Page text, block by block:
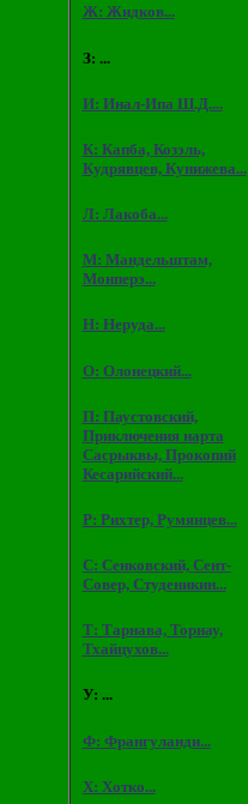
Ж: Жидков...
З: ...
И: Инал-Ипа Ш.Д....
К: Капба, Козэль,
Кудрявцев, Кунижева...
Л: Лакоба...
М: Мандельштам,
Монперэ...
Н: Неруда...
О: Олонецкий...
П: Паустовский,
Приключения нарта
Сасрыквы, Прокопий
Кесарийский...
Р: Рихтер, Румянцев...
С: Сенковский, Сент-
Совер, Студеникин...
Т: Тарнава, Торнау,
Тхайцухов...
У: ...
Ф: Франгуланди...
Х: Хотко...